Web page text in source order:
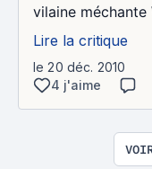
vilaine méchante
Lire la critique
le 20 déc. 2010
4 j'aime